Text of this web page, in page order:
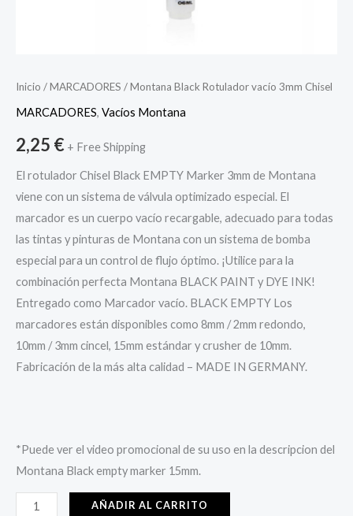
Inicio /MARCADORES / Montana Black Rotulador vacío 3mm Chisel
MARCADORES, Vacíos Montana
2,25 € + Free Shipping
El rotulador Chisel Black EMPTY Marker 3mm de Montana
viene con un sistema de válvula optimizado especial. El
marcador es un cuerpo vacío recargable, adecuado para todas
las tintas y pinturas de Montana con un sistema de bomba
especial para un control de flujo óptimo. ¡Utilice para la
combinación perfecta Montana BLACK PAINT y DYE INK!
Entregado como Marcador vacío. BLACK EMPTY Los
marcadores están disponibles como 8mm / 2mm redondo,
10mm / 3mm cincel, 15mm estándar y crusher de 10mm.
Fabricación de la más alta calidad – MADE IN GERMANY.
*Puede ver el video promocional de su uso en la descripcion del
Montana Black empty marker 15mm.
AÑADIR AL CARRITO